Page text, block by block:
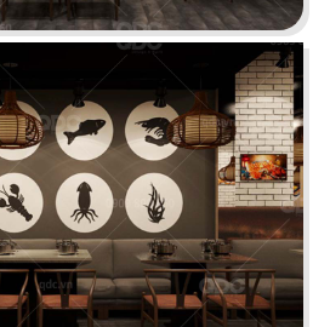
nghiệm ẩm thực Âu đỉnh cao
cách công nghiệp độc đáo
Chi tiết